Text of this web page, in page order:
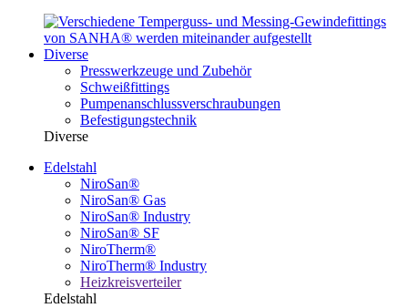
Diverse
Presswerkzeuge und Zubehör
Schweißfittings
Pumpenanschlussverschraubungen
Befestigungstechnik
Diverse
Edelstahl
NiroSan®
NiroSan® Gas
NiroSan® Industry
NiroSan® SF
NiroTherm®
NiroTherm® Industry
Heizkreisverteiler
Edelstahl